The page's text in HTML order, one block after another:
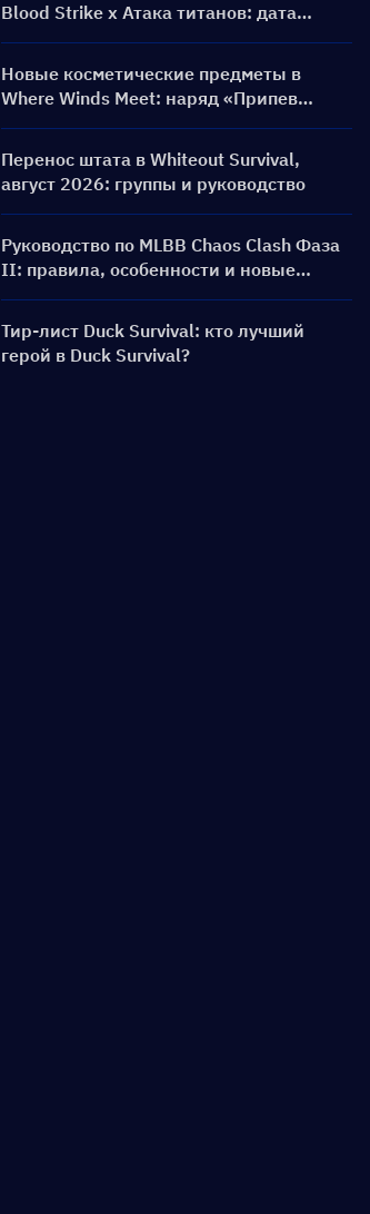
Blood Strike x Атака титанов: дата
выхода, скины, награды и событие
Новые косметические предметы в
Where Winds Meet: наряд «Припев
тоски» и облик оружия «Безмолвный
голос: Ария герба» уже в игре!
Перенос штата в Whiteout Survival,
август 2026: группы и руководство
Руководство по MLBB Chaos Clash Фаза
II: правила, особенности и новые
обновления
Тир-лист Duck Survival: кто лучший
герой в Duck Survival?